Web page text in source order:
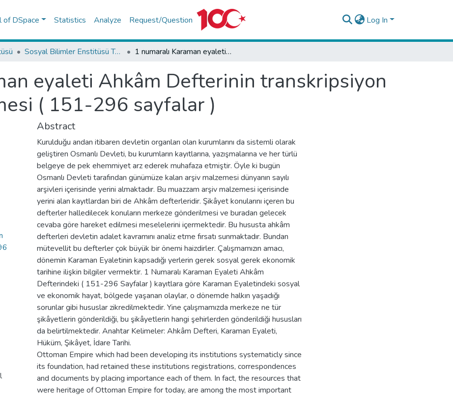
of DSpace Statistics Analyze Request/Question Log In
Sosyal Bilimler Enstitüsü Tez Koleksiyonu 1 numaralı Karaman eyaleti Ahkâm Defterinin transkripsiyon ve değerlendirilmesi ( 151-296 sayfalar )
eyaleti Ahkâm Defterinin transkripsiyon
( 151-296 sayfalar )
Abstract
Kurulduğu andan itibaren devletin organları olan kurumlarını da sistemli olarak
geliştiren Osmanlı Devleti, bu kurumların kayıtlarına, yazışmalarına ve her türlü
belgeye de pek ehemmiyet arz ederek muhafaza etmiştir. Öyle ki bugün
Osmanlı Devleti tarafından günümüze kalan arşiv malzemesi dünyanın sayılı
arşivleri içerisinde yerini almaktadır. Bu muazzam arşiv malzemesi içerisinde
yerini alan kayıtlardan biri de Ahkâm defterleridir. Şikâyet konularını içeren bu
defterler halledilecek konuların merkeze gönderilmesi ve buradan gelecek
cevaba göre hareket edilmesi meselelerini içermektedir. Bu hususta ahkâm
defterleri devletin adalet kavramını analiz etme fırsatı sunmaktadır. Bundan
mütevellit bu defterler çok büyük bir önemi haizdirler. Çalışmamızın amacı,
dönemin Karaman Eyaletinin kapsadığı yerlerin gerek sosyal gerek ekonomik
tarihine ilişkin bilgiler vermektir. 1 Numaralı Karaman Eyaleti Ahkâm
Defterindeki ( 151-296 Sayfalar ) kayıtlara göre Karaman Eyaletindeki sosyal
ve ekonomik hayat, bölgede yaşanan olaylar, o dönemde halkın yaşadığı
sorunlar gibi hususlar zikredilmektedir. Yine çalışmamızda merkeze ne tür
şikâyetlerin gönderildiği, bu şikâyetlerin hangi şehirlerden gönderildiği hususları
da belirtilmektedir. Anahtar Kelimeler: Ahkâm Defteri, Karaman Eyaleti,
Hüküm, Şikâyet, İdare Tarihi.
Ottoman Empire which had been developing its institutions systematicly since
its foundation, had retained these institutions registrations, correspondences
and documents by placing importance each of them. In fact, the resources that
were heritage of Ottoman Empire for today, are among the most important